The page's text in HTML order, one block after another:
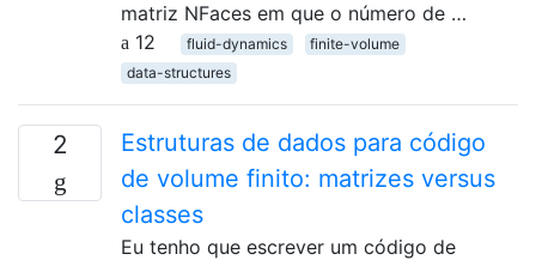
matriz NFaces em que o número de …
12
fluid-dynamics
finite-volume
data-structures
2
Estruturas de dados para código
de volume finito: matrizes versus
classes
Eu tenho que escrever um código de